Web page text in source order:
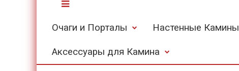
Очаги и Порталы Настенные Камины
Аксессуары для Камина